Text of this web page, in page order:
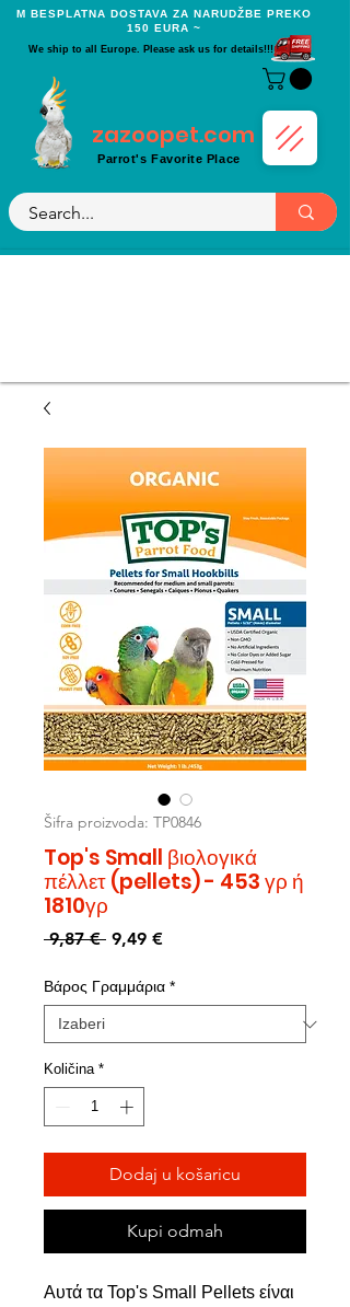
Μ BESPLATNA DOSTAVA ZA NARUDŽBE PREKO
150 EURA ~
We ship to all Europe. Please ask us for details!!!
zazoopet.com
Parrot's Favorite Place
Šifra proizvoda: TP0846
Top's Small βιολογικά
πέλλετ (pellets) - 453 γρ ή
1810γρ
9,87 € Redovna
9,49 €Cijena
popustom
Βάρος Γραμμάρια *
Količina *
Dodaj u košaricu
Kupi odmah
Αυτά τα Top's Small Pellets είναι